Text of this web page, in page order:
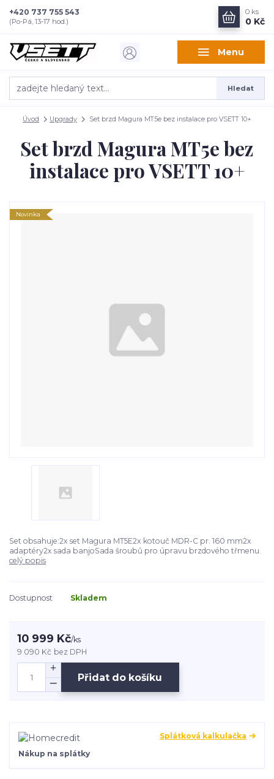
Menu
Hledat
+420 737 755 543
(Po-Pá, 13-17 hod.)
0 ks
0 Kč
Úvod Upgrady Set brzd Magura MT5e bez instalace pro VSETT 10+
Set brzd Magura MT5e bez
instalace pro VSETT 10+
Novinka
Set obsahuje:2x set Magura MT5E2x kotouč MDR-C pr. 160 mm2x
adaptéry2x sada banjoSada šroubů pro úpravu brzdového třmenu.
celý popis
Dostupnost Skladem
10 999 Kč/ks
9 090 Kč bez DPH
Přidat do košíku
Splátková kalkulačka
Nákup na splátky